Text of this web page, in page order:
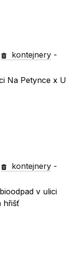
kontejnery -
Na Petynce x U
kontejnery -
v ulici
hřišť